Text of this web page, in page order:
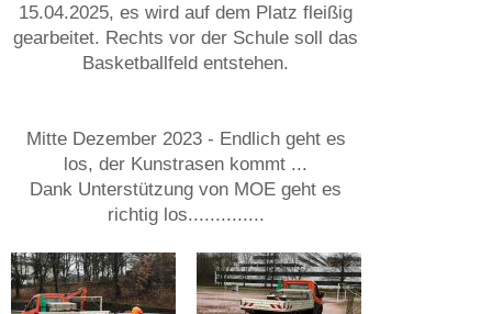
15.04.2025, es wird auf dem Platz fleißig
gearbeitet. Rechts vor der Schule soll das
Basketballfeld entstehen.
Mitte Dezember 2023 - Endlich geht es
los, der Kunstrasen kommt ...
Dank Unterstützung von MOE geht es
richtig los..............